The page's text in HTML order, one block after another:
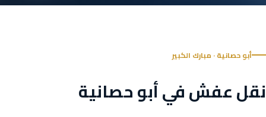
أبو حصانية · مبارك الكبير
نقل عفش في أبو حصانية